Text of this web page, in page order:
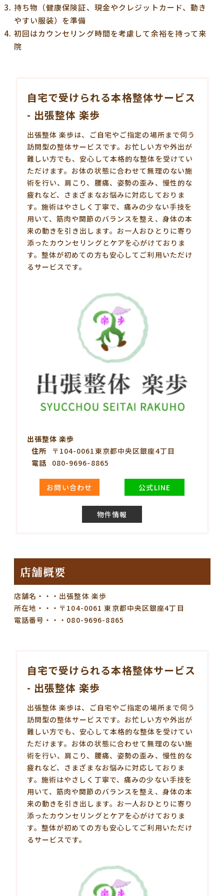
持ち物（健康保険証、現金やクレジットカード、動き
やすい服装）を準備
初回はカウンセリング時間を考慮して余裕を持って来
院
自宅で受けられる本格整体サービス
- 出張整体 楽歩
出張整体 楽歩は、ご自宅やご指定の場所まで伺う
訪問型の整体サービスです。お忙しい方や外出が
難しい方でも、安心して本格的な整体を受けてい
ただけます。お体の状態に合わせて無理のない施
術を行い、肩こり、腰痛、姿勢の歪み、慢性的な
疲れなど、さまざまなお悩みに対応しておりま
す。施術はやさしく丁寧で、痛みの少ない手技を
用いて、筋肉や関節のバランスを整え、身体の本
来の動きを引き出します。お一人おひとりに寄り
添ったカウンセリングとケアを心がけておりま
す。整体が初めての方も安心してご利用いただけ
るサービスです。
出張整体 楽歩
住所
〒104-0061東京都中央区銀座4丁目
電話
080-9696-8865
お問い合わせ 公式LINE
物件情報
店舗概要
店舗名・・・出張整体 楽歩
所在地・・・〒104-0061 東京都中央区銀座4丁目
電話番号・・・080-9696-8865
自宅で受けられる本格整体サービス
- 出張整体 楽歩
出張整体 楽歩は、ご自宅やご指定の場所まで伺う
訪問型の整体サービスです。お忙しい方や外出が
難しい方でも、安心して本格的な整体を受けてい
ただけます。お体の状態に合わせて無理のない施
術を行い、肩こり、腰痛、姿勢の歪み、慢性的な
疲れなど、さまざまなお悩みに対応しておりま
す。施術はやさしく丁寧で、痛みの少ない手技を
用いて、筋肉や関節のバランスを整え、身体の本
来の動きを引き出します。お一人おひとりに寄り
添ったカウンセリングとケアを心がけておりま
す。整体が初めての方も安心してご利用いただけ
るサービスです。